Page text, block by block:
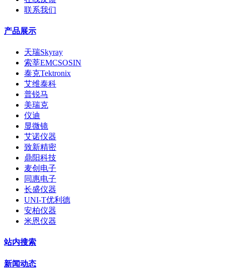
联系我们
产品展示
天瑞Skyray
索莘EMCSOSIN
泰克Tektronix
艾维泰科
普锐马
美瑞克
仪迪
显微镜
艾诺仪器
致新精密
鼎阳科技
麦创电子
同惠电子
长盛仪器
UNI-T优利德
安柏仪器
米恩仪器
站内搜索
新闻动态